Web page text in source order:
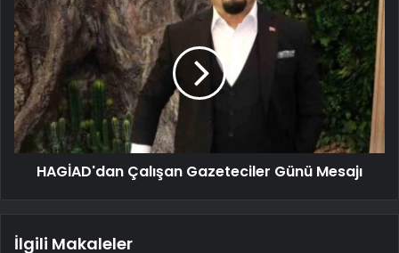
HAGİAD'dan Çalışan Gazeteciler Günü Mesajı
İlgili Makaleler